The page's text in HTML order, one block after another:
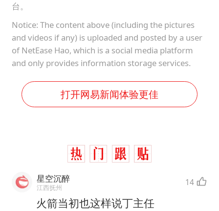
台。
Notice: The content above (including the pictures
and videos if any) is uploaded and posted by a user
of NetEase Hao, which is a social media platform
and only provides information storage services.
打开网易新闻体验更佳
星空沉醉
江西抚州 14
火箭当初也这样说丁主任